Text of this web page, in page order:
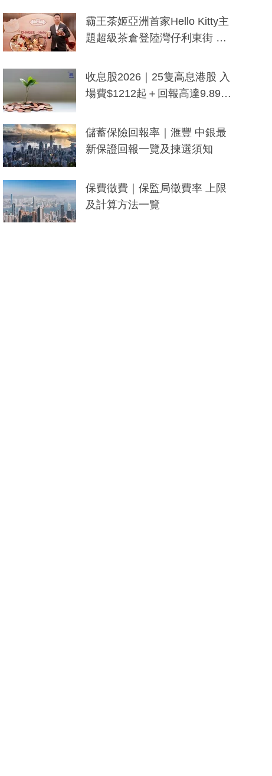
分鐘生成「貼地」宣傳短片
霸王茶姬亞洲首家Hello Kitty主
題超級茶倉登陸灣仔利東街 推
y及香港限定特調系列
收息股2026｜25隻高息港股 入
場費$1212起＋回報高達9.89
儲蓄保險回報率｜滙豐 中銀最
新保證回報一覽及揀選須知
保費徵費｜保監局徵費率 上限
及計算方法一覽